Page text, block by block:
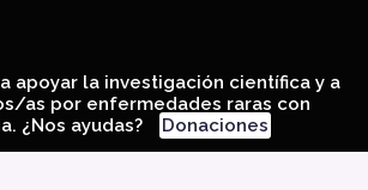
apoyar la investigación científica y a
as por enfermedades raras con
¿Nos ayudas?
Donaciones